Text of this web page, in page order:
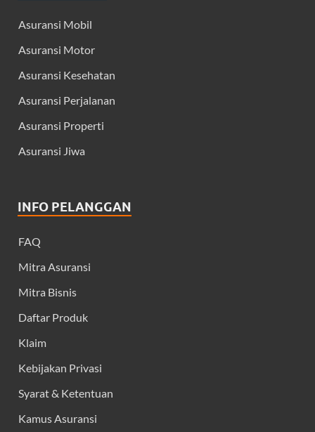
Asuransi Mobil
Asuransi Motor
Asuransi Kesehatan
Asuransi Perjalanan
Asuransi Properti
Asuransi Jiwa
INFO PELANGGAN
FAQ
Mitra Asuransi
Mitra Bisnis
Daftar Produk
Klaim
Kebijakan Privasi
Syarat & Ketentuan
Kamus Asuransi